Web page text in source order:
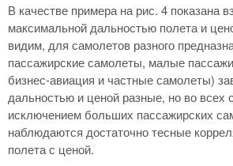
В качестве примера на рис. 4 показана
максимальной дальностью полета и
видим, для самолетов разного
пассажирские самолеты, малые
бизнес-авиация и частные самолеты)
дальностью и ценой разные, но во всех
исключением больших пассажирских
наблюдаются достаточно тесные
полета с ценой.